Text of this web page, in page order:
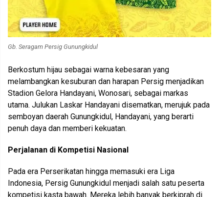
Gb. Seragam Persig Gunungkidul
Berkostum hijau sebagai warna kebesaran yang
melambangkan kesuburan dan harapan Persig menjadikan
Stadion Gelora Handayani, Wonosari, sebagai markas
utama. Julukan Laskar Handayani disematkan, merujuk pada
semboyan daerah Gunungkidul, Handayani, yang berarti
penuh daya dan memberi kekuatan.
Perjalanan di Kompetisi Nasional
Pada era Perserikatan hingga memasuki era Liga
Indonesia, Persig Gunungkidul menjadi salah satu peserta
kompetisi kasta bawah. Mereka lebih banyak berkiprah di